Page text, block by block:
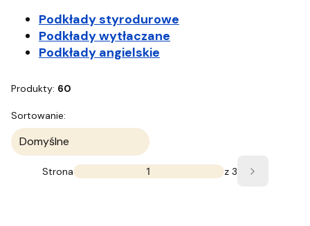
Podkłady styrodurowe
Podkłady wytłaczane
Podkłady angielskie
Produkty: 60
Lista produktów
Sortowanie:
Domyślne
Strona z 3